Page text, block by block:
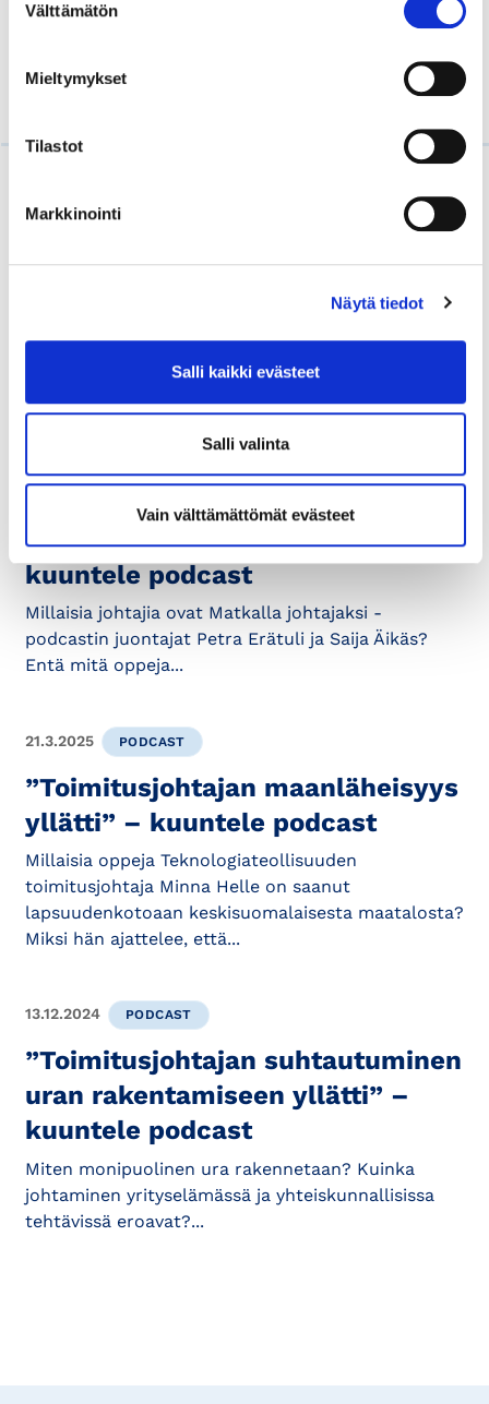
valinta
Välttämätön
Mieltymykset
Tilastot
Markkinointi
Näytä tiedot
Salli kaikki evästeet
Salli valinta
Vain välttämättömät evästeet
Lue myös
4.4.2025
”Naisjohtajien avoimuus yllätti” –
kuuntele podcast
Millaisia johtajia ovat Matkalla johtajaksi -
podcastin juontajat Petra Erätuli ja Saija Äikäs?
Entä mitä oppeja...
21.3.2025 PODCAST
”Toimitusjohtajan maanläheisyys
yllätti” – kuuntele podcast
Millaisia oppeja Teknologiateollisuuden
toimitusjohtaja Minna Helle on saanut
lapsuudenkotoaan keskisuomalaisesta maatalosta?
Miksi hän ajattelee, että...
13.12.2024 PODCAST
”Toimitusjohtajan suhtautuminen
uran rakentamiseen yllätti” –
kuuntele podcast
Miten monipuolinen ura rakennetaan? Kuinka
johtaminen yrityselämässä ja yhteiskunnallisissa
tehtävissä eroavat?...